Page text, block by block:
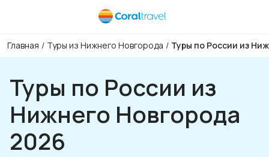
Главная / Туры из Нижнего Новгорода / Туры по России из
Туры по России из
Нижнего Новгорода
2026